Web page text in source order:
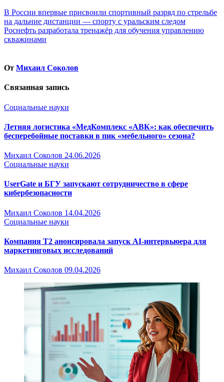
Навигация
по
записям
В России впервые присвоили спортивный разряд по стрельбе
на дальние дистанции — спорту с уральским следом
Роснефть разработала тренажёр для обучения управлению
скважинами
От Михаил Соколов
Связанная запись
Социальные науки
Летняя логистика «МедКомплекс «АВК»: как обеспечить
бесперебойные поставки в пик «мебельного» сезона?
Михаил Соколов 24.06.2026
Социальные науки
UserGate и БГУ запускают сотрудничество в сфере
кибербезопасности
Михаил Соколов 14.04.2026
Социальные науки
Компания Т2 анонсировала запуск AI-интервьюера для
маркетинговых исследований
Михаил Соколов 09.04.2026